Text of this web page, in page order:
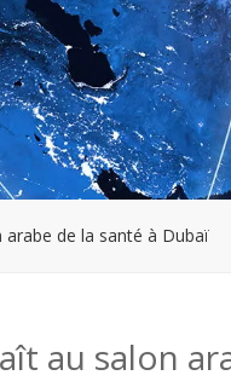
arabe de la santé à Dubaï
au salon